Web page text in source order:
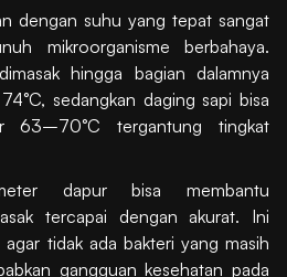
dengan suhu yang tepat sangat
mikroorganisme berbahaya.
hingga bagian dalamnya
sedangkan daging sapi bisa
63–70°C tergantung tingkat
dapur bisa membantu
tercapai dengan akurat. Ini
tidak ada bakteri yang masih
gangguan kesehatan pada